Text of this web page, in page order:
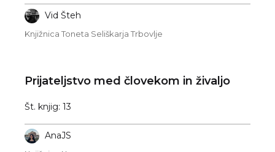
Vid Šteh
Knjižnica Toneta Seliškarja Trbovlje
Prijateljstvo med človekom in živaljo
Št. knjig: 13
AnaJS